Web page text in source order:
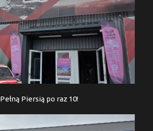
Pełną Piersią po raz 10!